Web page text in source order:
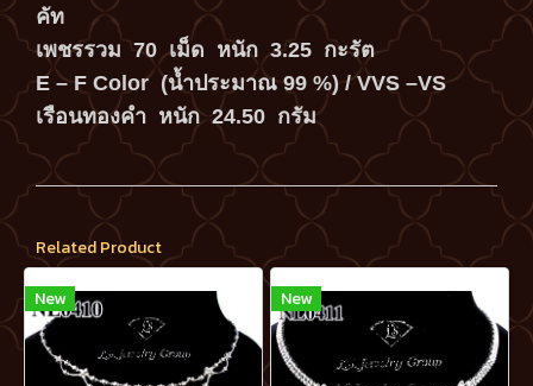
คัท
เพชรรวม 70 เม็ด หนัก 3.25 กะรัต
E – F Color (น้ำประมาณ 99 %) / VVS –VS
เรือนทองคำ หนัก 24.50 กรัม
Related Product
New New